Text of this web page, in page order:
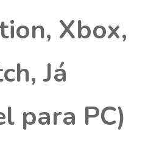
Xbox,
Já
para PC)